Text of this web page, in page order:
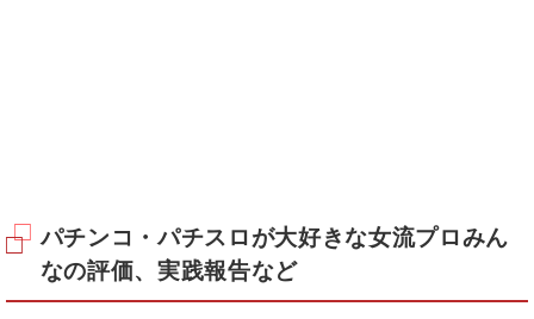
パチンコ・パチスロが大好きな女流プロみん
なの評価、実践報告など